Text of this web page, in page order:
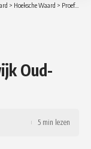
> Hoeksche Waard > Proefproject met nieuwe woonvormen in de Zuidwijk Oud-Beijerland
Oud-
5 min lezen